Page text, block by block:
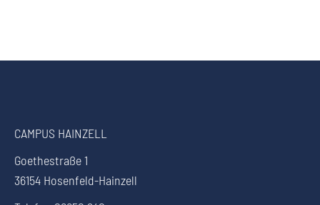
CAMPUS HAINZELL
Goethestraße 1
36154 Hosenfeld-Hainzell